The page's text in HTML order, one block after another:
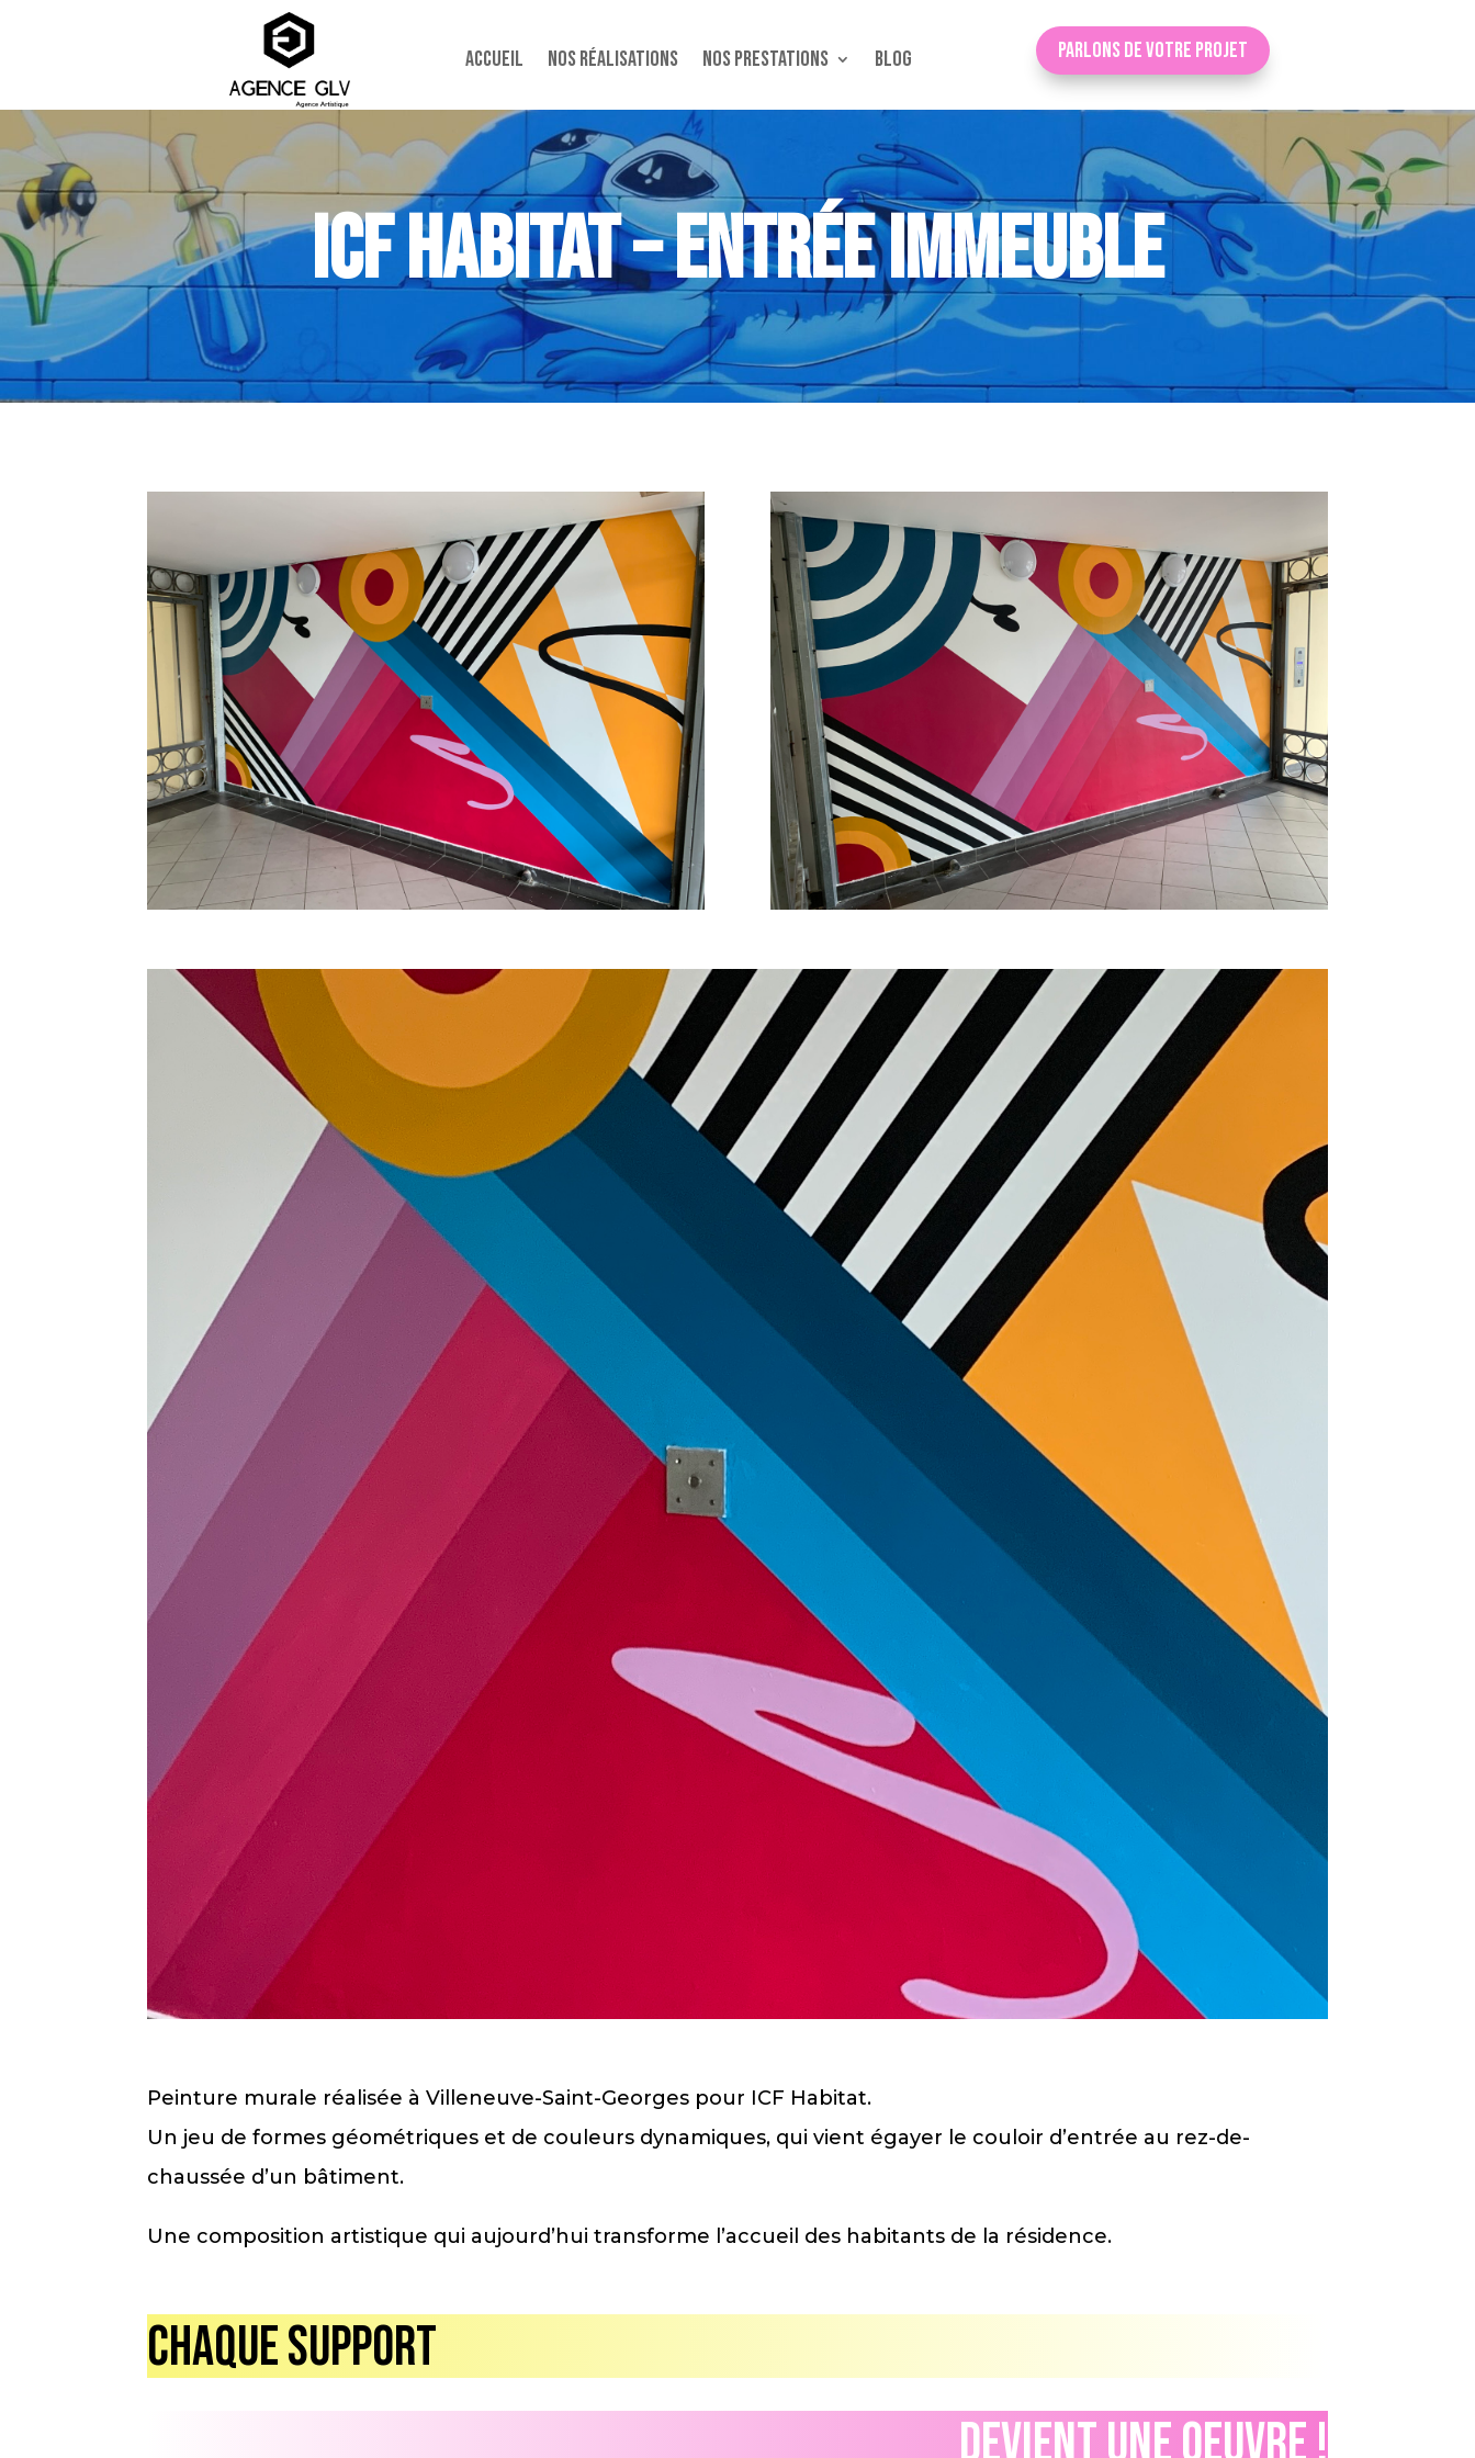
Accueil Nos réalisations Nos Prestations Blog Parlons de votre projet
ICF HABITAT – ENTRÉE IMMEUBLE
Peinture murale réalisée à Villeneuve-Saint-Georges pour ICF Habitat.
Un jeu de formes géométriques et de couleurs dynamiques, qui vient égayer le couloir d’entrée au rez-de-
chaussée d’un bâtiment.
Une composition artistique qui aujourd’hui transforme l’accueil des habitants de la résidence.
Chaque support
Devient une oeuvre !